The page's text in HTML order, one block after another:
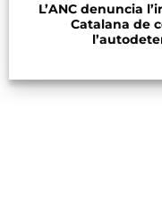
L’ANC denuncia
Catalana de